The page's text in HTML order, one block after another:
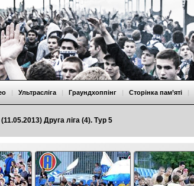
Друга ліга (4). Тур 5
| Ультрасліга | Граундхоппінг | Сторінка пам’яті |